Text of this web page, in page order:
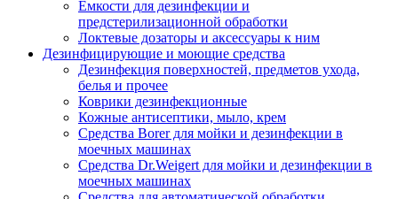
Емкости для дезинфекции и
предстерилизационной обработки
Локтевые дозаторы и аксессуары к ним
Дезинфицирующие и моющие средства
Дезинфекция поверхностей, предметов ухода,
белья и прочее
Коврики дезинфекционные
Кожные антисептики, мыло, крем
Средства Borer для мойки и дезинфекции в
моечных машинах
Средства Dr.Weigert для мойки и дезинфекции в
моечных машинах